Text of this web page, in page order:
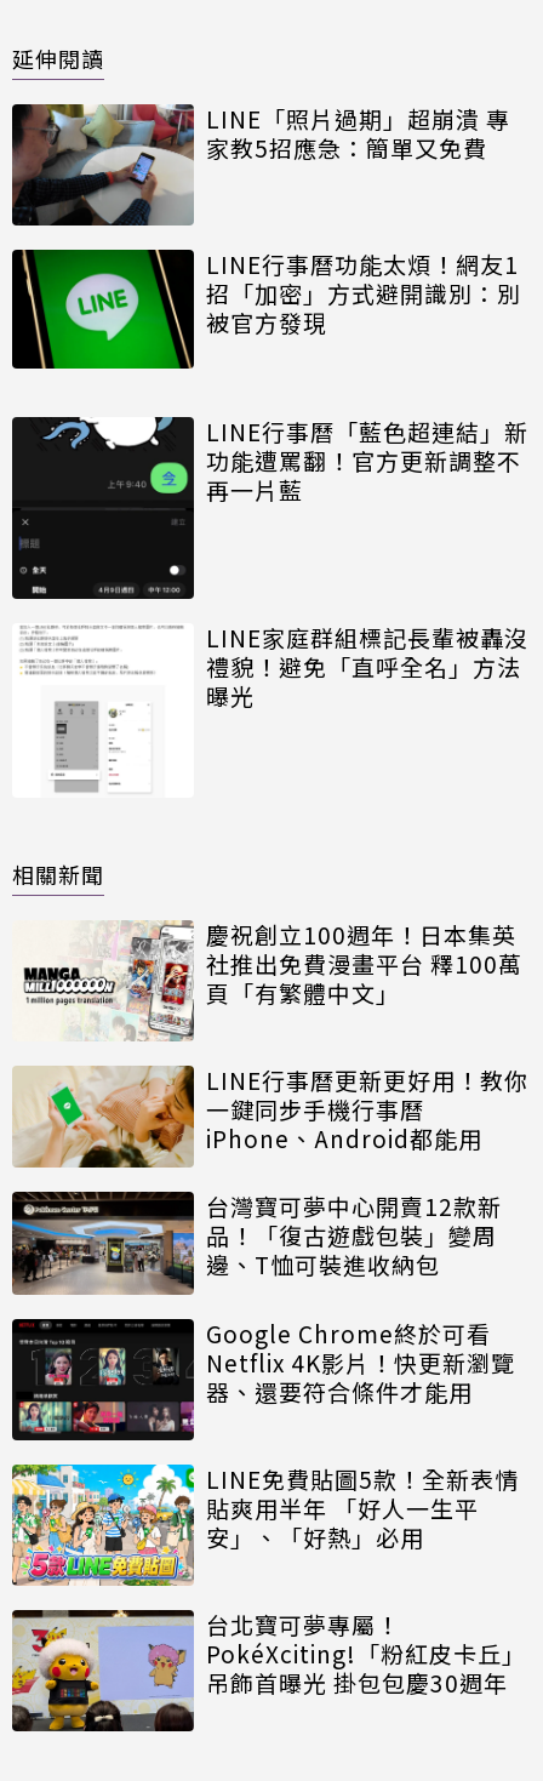
延伸閱讀
LINE「照片過期」超崩潰 專
家教5招應急：簡單又免費
LINE行事曆功能太煩！網友1
招「加密」方式避開識別：別
被官方發現
LINE行事曆「藍色超連結」新
功能遭罵翻！官方更新調整不
再一片藍
LINE家庭群組標記長輩被轟沒
禮貌！避免「直呼全名」方法
曝光
相關新聞
慶祝創立100週年！日本集英
社推出免費漫畫平台 釋100萬
頁「有繁體中文」
LINE行事曆更新更好用！教你
一鍵同步手機行事曆
iPhone、Android都能用
台灣寶可夢中心開賣12款新
品！「復古遊戲包裝」變周
邊、T恤可裝進收納包
Google Chrome終於可看
Netflix 4K影片！快更新瀏覽
器、還要符合條件才能用
LINE免費貼圖5款！全新表情
貼爽用半年 「好人一生平
安」、「好熱」必用
台北寶可夢專屬！
PokéXciting!「粉紅皮卡丘」
吊飾首曝光 掛包包慶30週年